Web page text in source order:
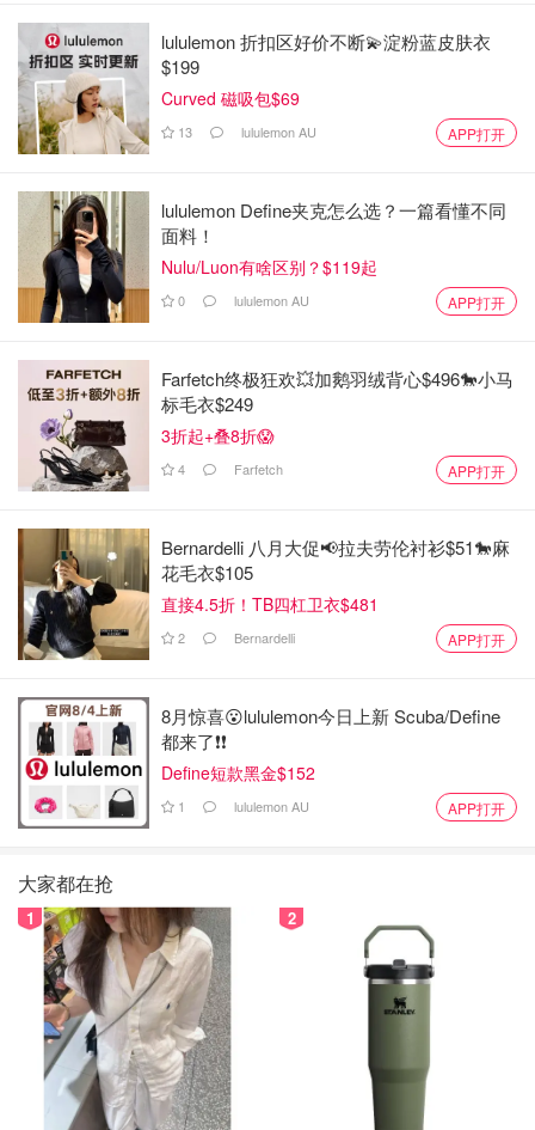
lululemon 折扣区好价不断💫淀粉蓝皮肤衣
$199
Curved 磁吸包$69
13 lululemon AU APP打开
lululemon Define夹克怎么选？一篇看懂不同
面料！
Nulu/Luon有啥区别？$119起
0 lululemon AU APP打开
Farfetch终极狂欢💥加鹅羽绒背心$496🐎小马
标毛衣$249
3折起+叠8折😱
4 Farfetch APP打开
Bernardelli 八月大促📢拉夫劳伦衬衫$51🐎麻
花毛衣$105
直接4.5折！TB四杠卫衣$481
2 Bernardelli APP打开
8月惊喜😮lululemon今日上新 Scuba/Define
都来了❗️❗️
Define短款黑金$152
1 lululemon AU APP打开
大家都在抢
1 2